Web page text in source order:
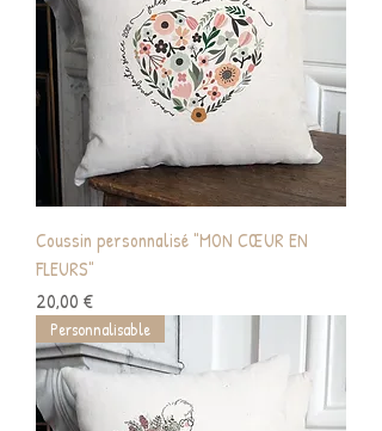
Coussin personnalisé "MON CŒUR EN
FLEURS"
Prix
20,00 €
Personnalisable